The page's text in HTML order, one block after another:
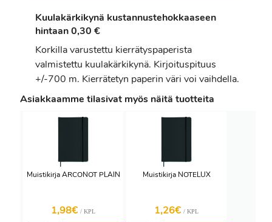
Kuulakärkikynä kustannustehokkaaseen
hintaan 0,30 €
Korkilla varustettu kierrätyspaperista
valmistettu kuulakärkikynä. Kirjoituspituus
+/-700 m. Kierrätetyn paperin väri voi vaihdella.
Asiakkaamme tilasivat myös näitä tuotteita
Muistikirja ARCONOT PLAIN
1,98€ / KPL
Muistikirja NOTELUX
1,26€ / KPL